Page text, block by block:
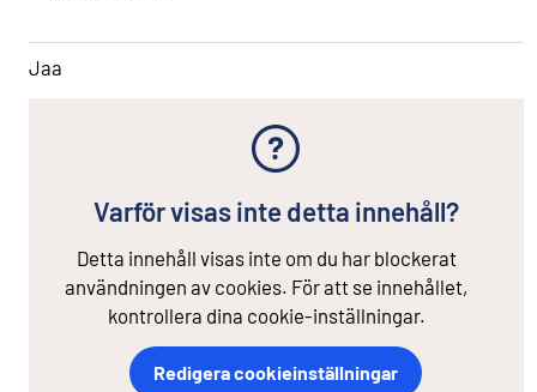
Jaa
Varför visas inte detta innehåll?
Detta innehåll visas inte om du har blockerat
användningen av cookies. För att se innehållet,
kontrollera dina cookie-inställningar.
Redigera cookieinställningar